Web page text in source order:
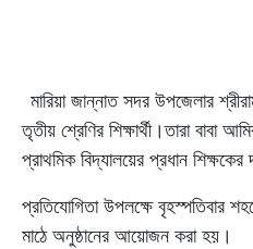
মারিয়া জান্নাত সদর উপজেলার
তৃতীয় শ্রেণির শিক্ষার্থী।তারা বাবা
প্রাথমিক বিদ্যালয়ের প্রধান শিক্ষকের
প্রতিযোগিতা উপলক্ষে বৃহস্পতিবার
মাঠে অনুষ্ঠানের আয়োজন করা হয়।